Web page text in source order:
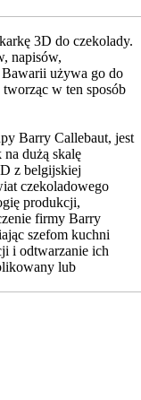
3D do czekolady.
napisów,
używa go do
w ten sposób
Barry Callebaut, jest
dużą skalę
z belgijskiej
czekoladowego
produkcji,
firmy Barry
szefom kuchni
i odtwarzanie ich
lub